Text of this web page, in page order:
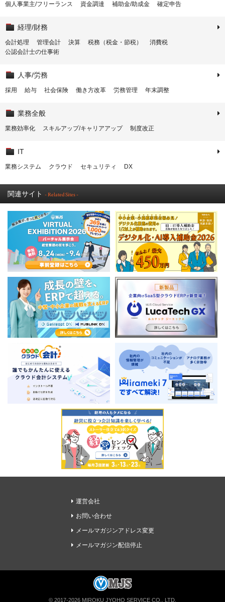
個人事業主/フリーランス
資金調達 補助金/助成金 確定申告
経理/財務
会計処理 管理会計 決算 税務（税金・節税）
消費税
公認会計士の仕事術
人事/労務
採用 給与 社会保険 働き方改革 労務管理 年末調整
業務全般
業務効率化 スキルアップ/キャリアアップ 制度改正
IT
業務システム クラウド セキュリティ DX
関連サイト - Related Sites -
運営会社
お問い合わせ
メールマガジンアドレス変更
メールマガジン配信停止
© 2017-2026 MIROKU JYOHO SERVICE CO., LTD.
経理ドリブンの無料メルマガに登録